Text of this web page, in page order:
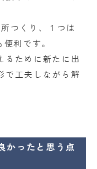
つくり、１つは
利です。
るために新たに出
で工夫しながら解
ったと思う点